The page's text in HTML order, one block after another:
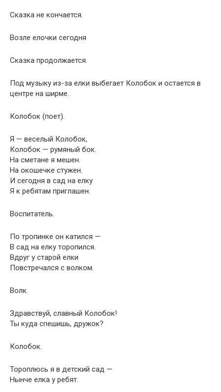
Сказка не кончается.
Возле елочки сегодня
Сказка продолжается.
Под музыку из-за елки выбегает Колобок и остается в
центре на ширме.
Колобок (поет).
Я — веселый Колобок,
Колобок — румяный бок.
На сметане я мешен.
На окошечке стужен.
И сегодня в сад на елку
Я к ребятам приглашен.
Воспитатель.
По тропинке он катился —
В сад на елку торопился.
Вдруг у старой елки
Повстречался с волком.
Волк.
Здравствуй, славный Колобок!
Ты куда спешишь, дружок?
Колобок.
Тороплюсь я в детский сад —
Нынче елка у ребят.